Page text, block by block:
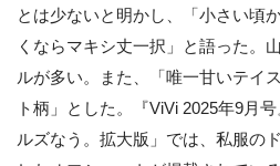
とは少ないと明かし、「小さい頃
くならマキシ丈一択」と語った。
ルが多い。また、「唯一甘いテイ
ト柄」とした。『ViVi 2025年9月
ルズなう。拡大版」では、私服の